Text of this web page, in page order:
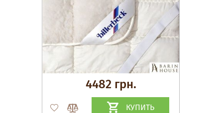
4482 грн.
КУПИТЬ